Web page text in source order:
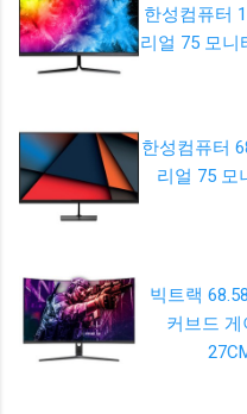
한성컴퓨터
리얼 75 모니
한성컴퓨터
리얼 75 모
빅트랙
커브드